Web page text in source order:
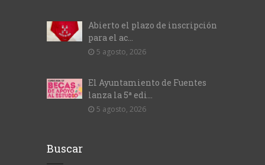
Abierto el plazo de inscripción
para el ac...
5 agosto, 2026
El Ayuntamiento de Fuentes
lanza la 5ª edi...
5 agosto, 2026
Buscar